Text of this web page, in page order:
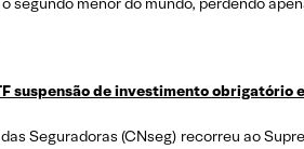
suspensão de investimento obrigatório
Seguradoras (CNseg) recorreu ao